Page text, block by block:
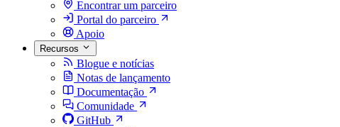
Encontrar um parceiro
Portal do parceiro
Apoio
Recursos
Blogue e notícias
Notas de lançamento
Documentação
Comunidade
GitHub